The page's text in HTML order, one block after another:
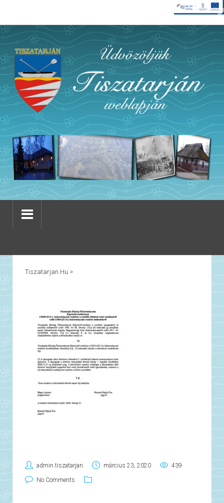
Tiszatarjan.hu >
admin.tiszatarjan március 23, 2020 439
No Comments